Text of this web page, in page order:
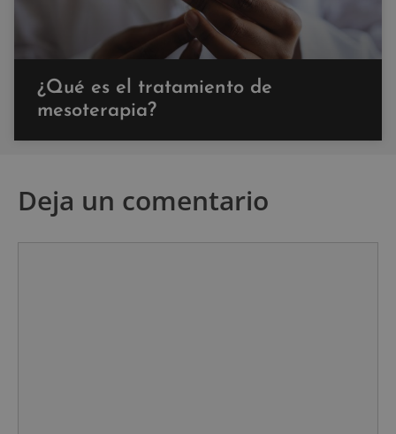
¿Qué es el tratamiento de
mesoterapia?
Deja un comentario